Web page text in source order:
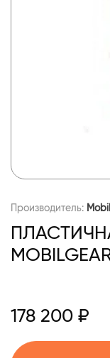
Производитель: Mobil
178 200 ₽